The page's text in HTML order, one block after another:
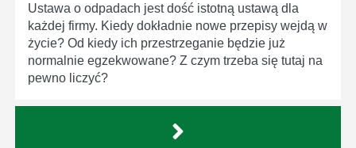
Ustawa o odpadach jest dość istotną ustawą dla
każdej firmy. Kiedy dokładnie nowe przepisy wejdą w
życie? Od kiedy ich przestrzeganie będzie już
normalnie egzekwowane? Z czym trzeba się tutaj na
pewno liczyć?